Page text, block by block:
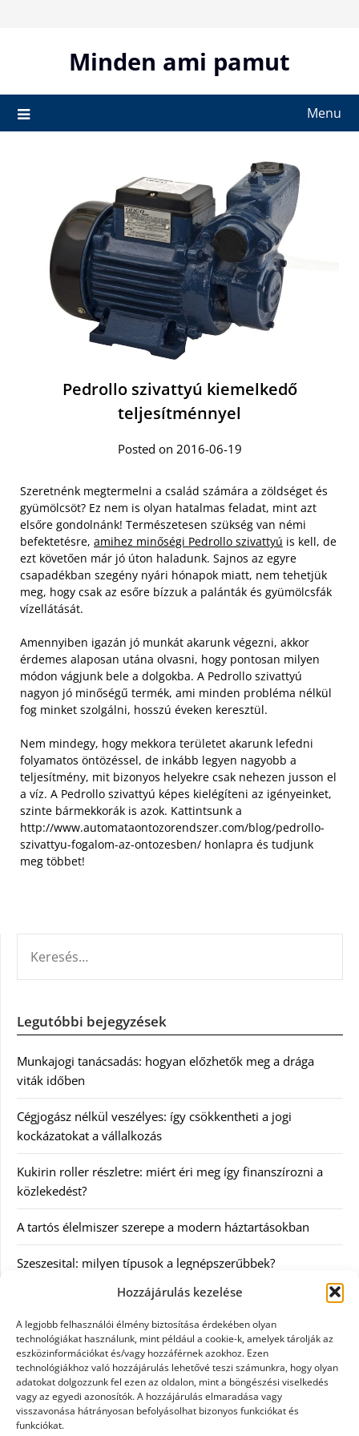
Hozzájárulás kezelése
A legjobb felhasználói élmény biztosítása érdekében olyan
technológiákat használunk, mint például a cookie-k, amelyek tárolják az
eszközinformációkat és/vagy hozzáférnek azokhoz. Ezen
technológiákhoz való hozzájárulás lehetővé teszi számunkra, hogy olyan
adatokat dolgozzunk fel ezen az oldalon, mint a böngészési viselkedés
vagy az egyedi azonosítók. A hozzájárulás elmaradása vagy
visszavonása hátrányosan befolyásolhat bizonyos funkciókat és
funkciókat.
Minden ami pamut
Menu
Pedrollo szivattyú kiemelkedő
teljesítménnyel
Posted on 2016-06-19
Szeretnénk megtermelni a család számára a zöldséget és
gyümölcsöt? Ez nem is olyan hatalmas feladat, mint azt
elsőre gondolnánk! Természetesen szükség van némi
befektetésre, amihez minőségi Pedrollo szivattyú is kell, de
ezt követően már jó úton haladunk. Sajnos az egyre
csapadékban szegény nyári hónapok miatt, nem tehetjük
meg, hogy csak az esőre bízzuk a palánták és gyümölcsfák
vízellátását.
Amennyiben igazán jó munkát akarunk végezni, akkor
érdemes alaposan utána olvasni, hogy pontosan milyen
módon vágjunk bele a dolgokba. A Pedrollo szivattyú
nagyon jó minőségű termék, ami minden probléma nélkül
fog minket szolgálni, hosszú éveken keresztül.
Nem mindegy, hogy mekkora területet akarunk lefedni
folyamatos öntözéssel, de inkább legyen nagyobb a
teljesítmény, mit bizonyos helyekre csak nehezen jusson el
a víz. A Pedrollo szivattyú képes kielégíteni az igényeinket,
szinte bármekkorák is azok. Kattintsunk a
http://www.automataontozorendszer.com/blog/pedrollo-
szivattyu-fogalom-az-ontozesben/ honlapra és tudjunk
meg többet!
Legutóbbi bejegyzések
Munkajogi tanácsadás: hogyan előzhetők meg a drága
viták időben
Cégjogász nélkül veszélyes: így csökkentheti a jogi
kockázatokat a vállalkozás
Kukirin roller részletre: miért éri meg így finanszírozni a
közlekedést?
A tartós élelmiszer szerepe a modern háztartásokban
Szeszesital: milyen típusok a legnépszerűbbek?
Egyéb
Irodalom
Szolgáltatás